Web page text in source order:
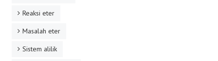
Reaksi eter
Masalah eter
Sistem alilik